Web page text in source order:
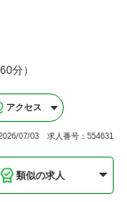
分）
アクセス
07/03 求人番号：554631
類似の求人